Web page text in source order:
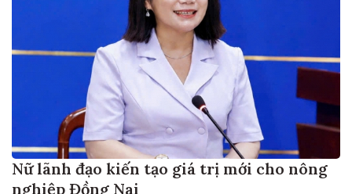
Nữ lãnh đạo kiến tạo giá trị mới cho nông
nghiệp Đồng Nai